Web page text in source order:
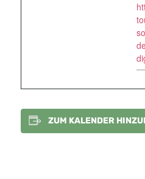
ZUM KALENDER